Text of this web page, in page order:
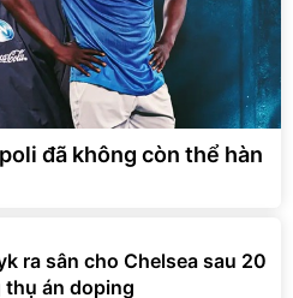
đã không còn thể hàn
ra sân cho Chelsea sau 20
thụ án doping